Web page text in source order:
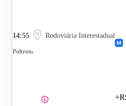
14:55 Rodoviária Interestadual
Poltrona